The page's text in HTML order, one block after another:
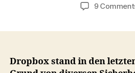
9
Dropbox stand in den